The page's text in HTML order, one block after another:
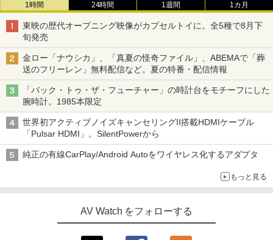
1時間 24時間 1週間 1カ月
東映の歴代オープニング映像がカプセルトイに。全5種で8月下
旬発売
金ロー「ナウシカ」、「真夏の怪奇ファイル」、ABEMAで「葬
送のフリーレン」無料配信など。夏の特番・配信情報
「バック・トゥ・ザ・フューチャー」の時計台をモチーフにした
腕時計。1985本限定
世界初アクティブノイズキャンセリングII搭載HDMIケーブル
「Pulsar HDMI」。SilentPowerから
純正の有線CarPlay/Android Autoをワイヤレス化するアダプタ
もっと見る
AV Watch をフォローする